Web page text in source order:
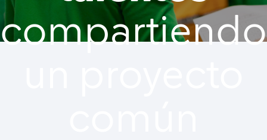
compartiendo